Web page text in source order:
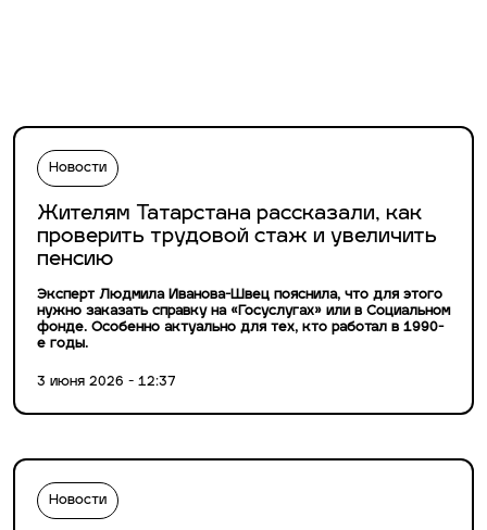
Новости
Жителям Татарстана рассказали, как
проверить трудовой стаж и увеличить
пенсию
Эксперт Людмила Иванова-Швец пояснила, что для этого
нужно заказать справку на «Госуслугах» или в Социальном
фонде. Особенно актуально для тех, кто работал в 1990-
е годы.
3 июня 2026 - 12:37
Новости